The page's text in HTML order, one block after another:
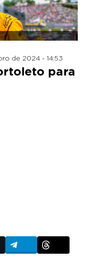
de 2024 - 14:53
para